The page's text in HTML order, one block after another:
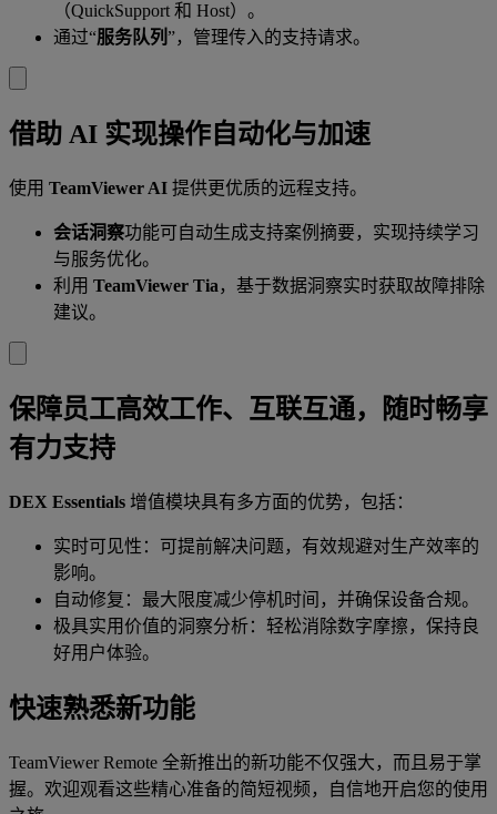
（QuickSupport 和 Host）。
通过“服务队列 ”，管理传入的支持请求。
借助 AI 实现操作自动化与加速
使用 TeamViewer AI 提供更优质的远程支持。
会话洞察功能可自动生成支持案例摘要，实现持续学习
与服务优化。
利用 TeamViewer Tia ，基于数据洞察实时获取故障排除
建议。
保障员工高效工作、互联互通，随时畅享
有力支持
DEX Essentials 增值模块具有多方面的优势，包括：
实时可见性：可提前解决问题，有效规避对生产效率的
影响。
自动修复：最大限度减少停机时间，并确保设备合规。
极具实用价值的洞察分析：轻松消除数字摩擦，保持良
好用户体验。
快速熟悉新功能
TeamViewer Remote 全新推出的新功能不仅强大，而且易于掌
握。欢迎观看这些精心准备的简短视频，自信地开启您的使用